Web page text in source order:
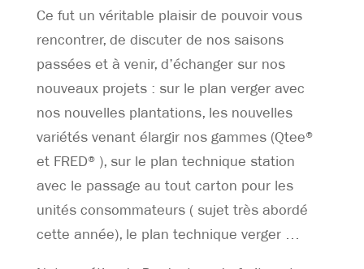
Ce fut un véritable plaisir de pouvoir vous
rencontrer, de discuter de nos saisons
passées et à venir, d’échanger sur nos
nouveaux projets : sur le plan verger avec
nos nouvelles plantations, les nouvelles
variétés venant élargir nos gammes (Qtee®
et FRED®), sur le plan technique station
avec le passage au tout carton pour les
unités consommateurs ( sujet très abordé
cette année), le plan technique verger …